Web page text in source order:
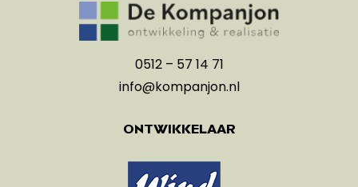
0512 – 57 14 71
info@kompanjon.nl
ONTWIKKELAAR